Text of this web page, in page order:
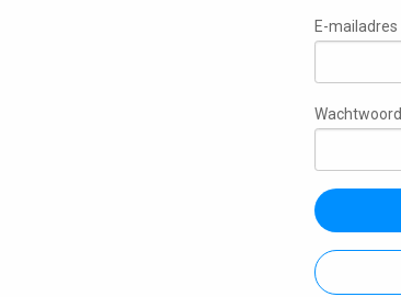
E-mailadres
Wachtwoord